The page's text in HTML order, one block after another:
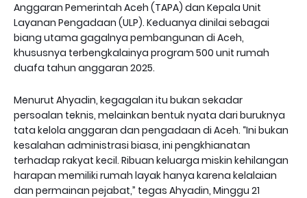
Anggaran Pemerintah Aceh (TAPA) dan Kepala Unit
Layanan Pengadaan (ULP). Keduanya dinilai sebagai
biang utama gagalnya pembangunan di Aceh,
khususnya terbengkalainya program 500 unit rumah
duafa tahun anggaran 2025.
Menurut Ahyadin, kegagalan itu bukan sekadar
persoalan teknis, melainkan bentuk nyata dari buruknya
tata kelola anggaran dan pengadaan di Aceh. “Ini bukan
kesalahan administrasi biasa, ini pengkhianatan
terhadap rakyat kecil. Ribuan keluarga miskin kehilangan
harapan memiliki rumah layak hanya karena kelalaian
dan permainan pejabat,” tegas Ahyadin, Minggu 21